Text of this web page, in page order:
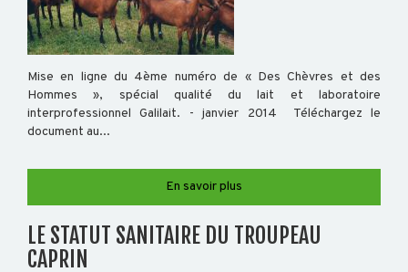
RAPPORT
D'ACTIVITÉ
GDS
Mise en ligne du 4ème numéro de « Des Chèvres et des
Hommes », spécial qualité du lait et laboratoire
interprofessionnel Galilait. - janvier 2014 Téléchargez le
document au...
En savoir plus
LE STATUT SANITAIRE DU TROUPEAU
CAPRIN